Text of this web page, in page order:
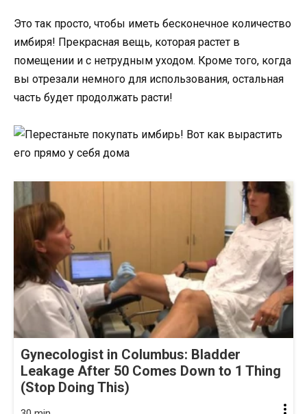
Это так просто, чтобы иметь бесконечное количество
имбиря! Прекрасная вещь, которая растет в
помещении и с нетрудным уходом. Кроме того, когда
вы отрезали немного для использования, остальная
часть будет продолжать расти!
Gynecologist in Columbus: Bladder
Leakage After 50 Comes Down to 1 Thing
(Stop Doing This)